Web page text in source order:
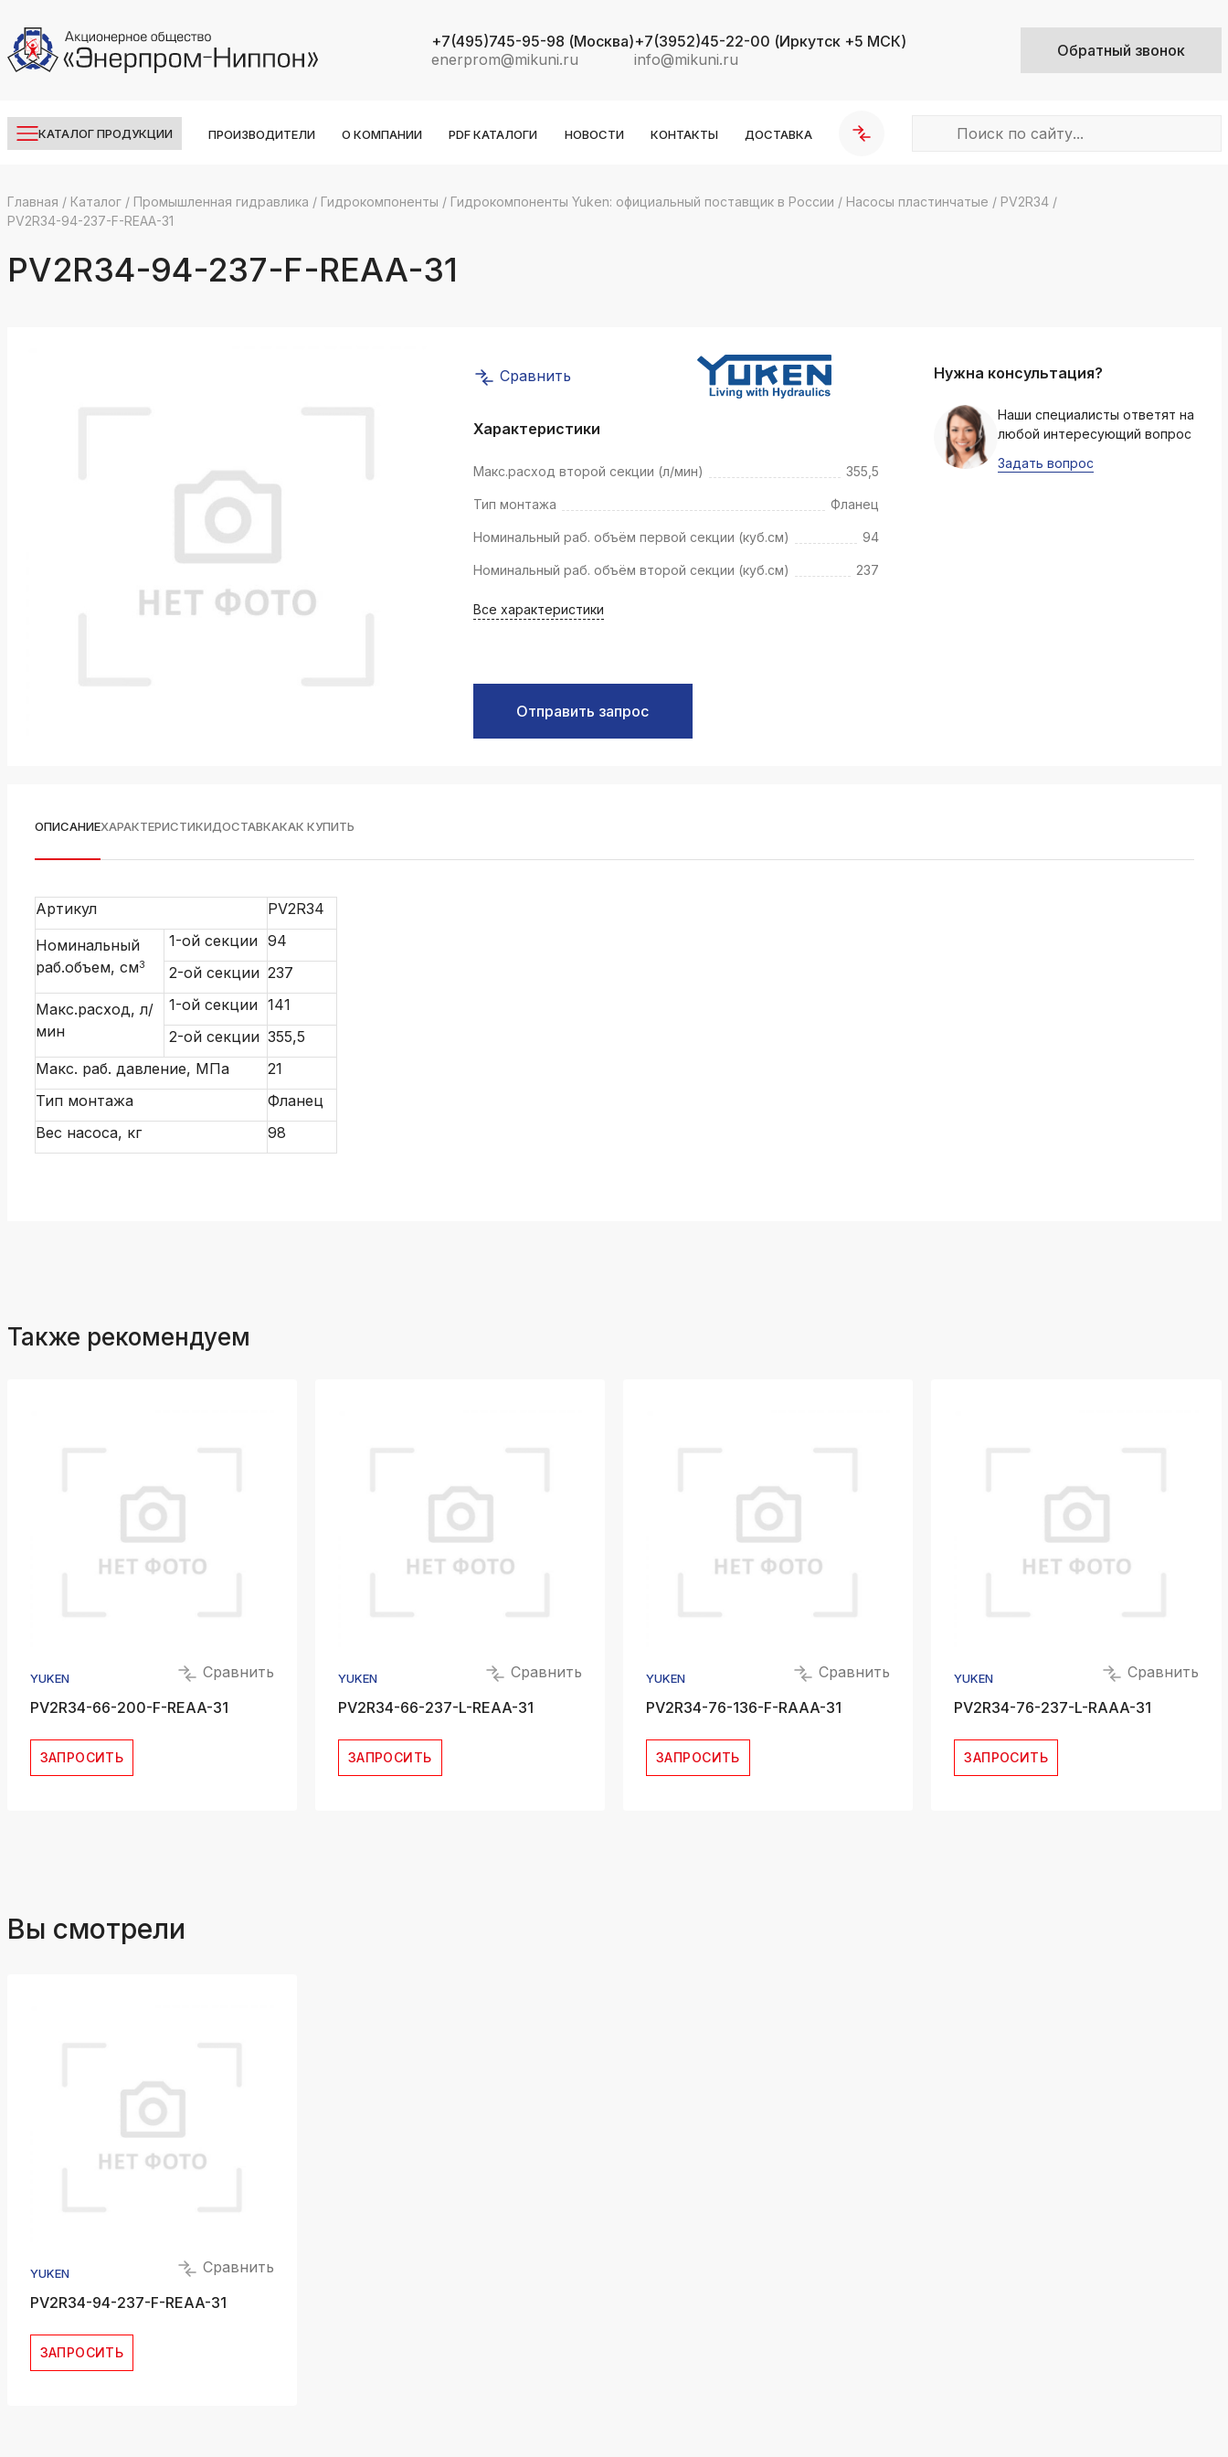
+7(495)745-95-98 (Москва)
enerprom@mikuni.ru
+7(3952)45-22-00 (Иркутск +5 МСК)
info@mikuni.ru
Обратный звонок
КАТАЛОГ ПРОДУКЦИИ ПРОИЗВОДИТЕЛИ О КОМПАНИИ PDF КАТАЛОГИ НОВОСТИ КОНТАКТЫ ДОСТАВКА
k
k
ksldkfjsdlfkjsls;ldfkgjsdl;kfkфыва
ksldkfjsdlfkjsls;ldfkgjsdl;kfkфыва
ksldkfjsdlfkjsls;ldfkgjsdl;kfkфыва
k
ksldkfjsdlfkjsls;ldfkgjsdl;kfkфыва
k
ksldkfjsdlfkjsls;ldfkgjsdl;kfkфыва
k
k
ksldkfjsdlfkjsls;ldfkgjsdl;kfkфыва
k
k
ksldkfjsdlfkjsls;ldfkgjsdl;kfkфыва
k
Главная / Каталог/ Промышленная гидравлика / Гидрокомпоненты / Гидрокомпоненты Yuken: официальный поставщик в России / Насосы пластинчатые / PV2R34/
PV2R34-94-237-F-REAA-31
PV2R34-94-237-F-REAA-31
Сравнить
Характеристики
Макс.расход второй секции (л/мин) 355,5
Тип монтажа Фланец
Номинальный раб. объём первой секции (куб.см) 94
Номинальный раб. объём второй секции (куб.см) 237
Все характеристики
Отправить запрос
Нужна консультация?
Наши специалисты ответят на
любой интересующий вопрос
Задать вопрос
ОПИСАНИЕХАРАКТЕРИСТИКИДОСТАВКАКАК КУПИТЬ
Артикул
PV2R34
Номинальный
раб.объем, см3
1-ой секции 94
2-ой секции 237
Макс.расход, л/
мин
1-ой секции 141
2-ой секции 355,5
Макс. раб. давление, МПа
21
Тип монтажа
Фланец
Вес насоса, кг
98
Также рекомендуем
YUKEN
Сравнить
PV2R34-66-200-F-REAA-31
ЗАПРОСИТЬ
YUKEN
Сравнить
PV2R34-66-237-L-REAA-31
ЗАПРОСИТЬ
YUKEN
Сравнить
PV2R34-76-136-F-RAAA-31
ЗАПРОСИТЬ
YUKEN
Сравнить
PV2R34-76-237-L-RAAA-31
ЗАПРОСИТЬ
Вы смотрели
YUKEN
Сравнить
PV2R34-94-237-F-REAA-31
ЗАПРОСИТЬ